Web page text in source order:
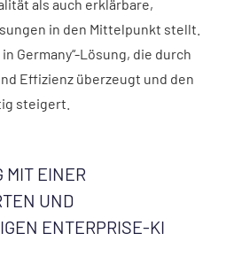
als auch erklärbare,
in den Mittelpunkt stellt.
Germany“-Lösung, die durch
Effizienz überzeugt und den
steigert.
MIT EINER
UND
ENTERPRISE-KI